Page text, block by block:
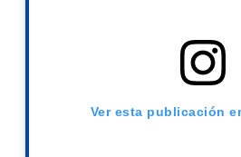
Ver esta publicación